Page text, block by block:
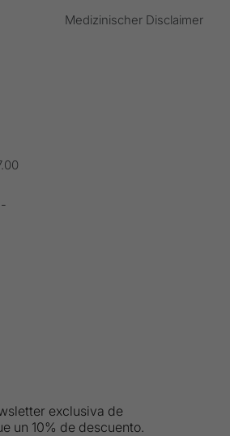
Medizinischer Disclaimer
exclusiva de
un 10% de descuento.